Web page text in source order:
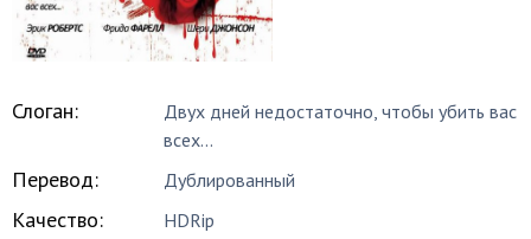
Слоган:
Двух дней недостаточно, чтобы убить вас
всех...
Перевод: Дублированный
Качество: HDRip